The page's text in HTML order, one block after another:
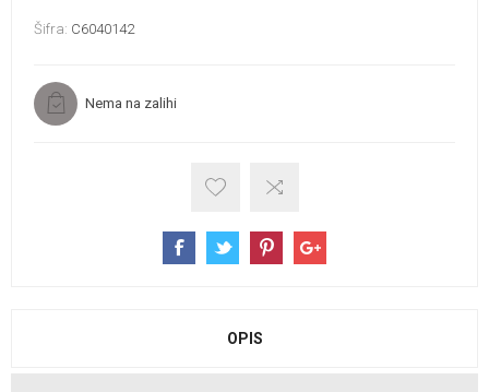
Šifra: C6040142
Nema na zalihi
OPIS